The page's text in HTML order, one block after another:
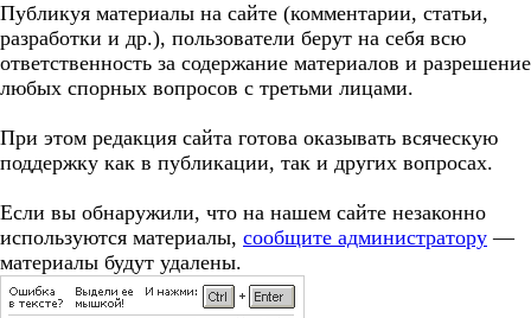
Публикуя материалы на сайте (комментарии, статьи,
разработки и др.), пользователи берут на себя всю
ответственность за содержание материалов и разрешение
любых спорных вопросов с третьми лицами.
При этом редакция сайта готова оказывать всяческую
поддержку как в публикации, так и других вопросах.
Если вы обнаружили, что на нашем сайте незаконно
используются материалы, сообщите администратору —
материалы будут удалены.